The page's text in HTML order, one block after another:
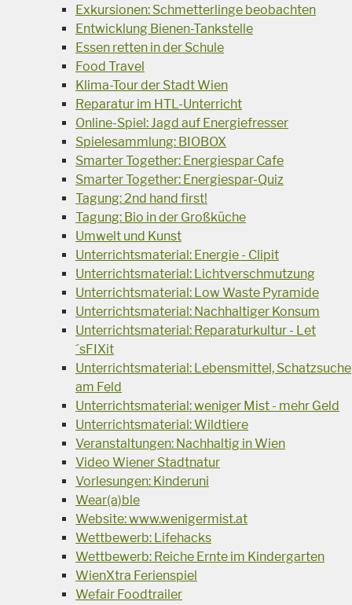
Exkursionen: Schmetterlinge beobachten
Entwicklung Bienen-Tankstelle
Essen retten in der Schule
Food Travel
Klima-Tour der Stadt Wien
Reparatur im HTL-Unterricht
Online-Spiel: Jagd auf Energiefresser
Spielesammlung: BIOBOX
Smarter Together: Energiespar Cafe
Smarter Together: Energiespar-Quiz
Tagung: 2nd hand first!
Tagung: Bio in der Großküche
Umwelt und Kunst
Unterrichtsmaterial: Energie - Clipit
Unterrichtsmaterial: Lichtverschmutzung
Unterrichtsmaterial: Low Waste Pyramide
Unterrichtsmaterial: Nachhaltiger Konsum
Unterrichtsmaterial: Reparaturkultur - Let
´sFIXit
Unterrichtsmaterial: Lebensmittel, Schatzsuche
am Feld
Unterrichtsmaterial: weniger Mist - mehr Geld
Unterrichtsmaterial: Wildtiere
Veranstaltungen: Nachhaltig in Wien
Video Wiener Stadtnatur
Vorlesungen: Kinderuni
Wear(a)ble
Website: www.wenigermist.at
Wettbewerb: Lifehacks
Wettbewerb: Reiche Ernte im Kindergarten
WienXtra Ferienspiel
Wefair Foodtrailer